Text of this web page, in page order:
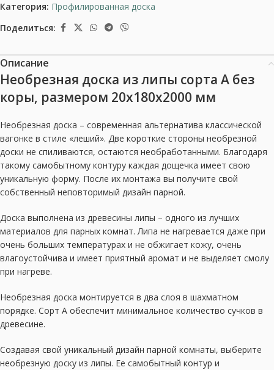
Категория: Профилированная доска
Поделиться:
Описание
Необрезная доска из липы сорта А без
коры, размером 20x180x2000 мм
Необрезная доска – современная альтернатива классической
вагонке в стиле «леший». Две короткие стороны необрезной
доски не спиливаются, остаются необработанными. Благодаря
такому самобытному контуру каждая дощечка имеет свою
уникальную форму. После их монтажа вы получите свой
собственный неповторимый дизайн парной.
Доска выполнена из древесины липы – одного из лучших
материалов для парных комнат. Липа не нагревается даже при
очень больших температурах и не обжигает кожу, очень
влагоустойчива и имеет приятный аромат и не выделяет смолу
при нагреве.
Необрезная доска монтируется в два слоя в шахматном
порядке. Сорт А обеспечит минимальное количество сучков в
древесине.
Создавая свой уникальный дизайн парной комнаты, выберите
необрезную доску из липы. Ее самобытный контур и